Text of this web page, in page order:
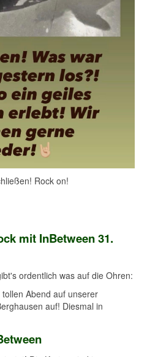
Rock on!
mit InBetween 31.
ordentlich was auf die Ohren:
Abend auf unserer
auf! Diesmal in